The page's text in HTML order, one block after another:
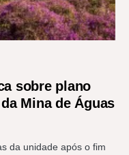
sobre plano
Mina de Águas
da unidade após o fim